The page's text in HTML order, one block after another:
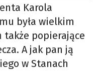
Karola
była wielkim
także popierające
A jak pan ją
w Stanach